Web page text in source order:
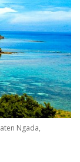
Ngada,